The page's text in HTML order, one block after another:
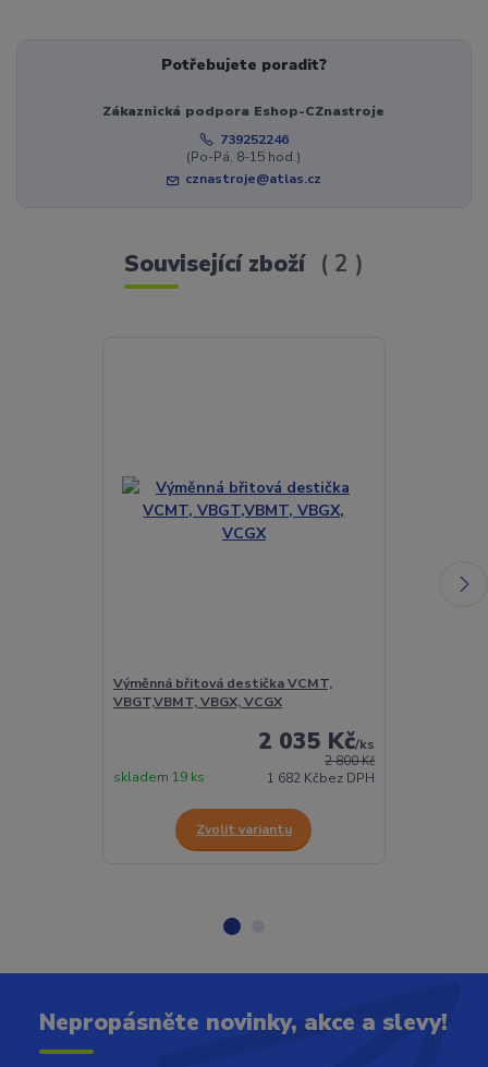
Potřebujete poradit?
Zákaznická podpora Eshop-CZnastroje
739252246
(Po-Pá, 8-15 hod.)
cznastroje@atlas.cz
Související zboží 2
Výměnná břitová destička VCMT,
VBGT,VBMT, VBGX, VCGX
2 800 Kč
2 035 Kč/ks
1 682 Kčbez DPH
skladem 19 ks
Zvolit variantu
Nepropásněte novinky, akce a slevy!